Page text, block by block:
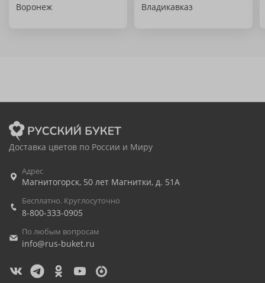
Воронеж Владикавказ
Доставка цветов по России и Миру
Адрес
Магнитогорск, 50 лет Магнитки, д. 51А
Бесплатно. Круглосуточно
8-800-333-0905
По любым вопросам
info@rus-buket.ru